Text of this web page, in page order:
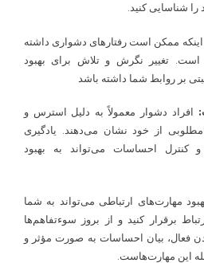
شناسایی کنید.
ممکن است رفتارهای دشواری داشته
است. تغییر نگرش و تلاش برای بهبود
بر روابط شما داشته باشد
افراد دشوار معمولاً به دلیل استرس و
از خود نشان می‌دهند. یادگیری
کنترل احساسات می‌تواند به بهبود
مهارت‌های ارتباطی می‌تواند به شما
برقرار کنید و از بروز سوءتفاهم‌ها
فعال، بیان احساسات به صورت مؤثر و
این مهارت‌هاست.